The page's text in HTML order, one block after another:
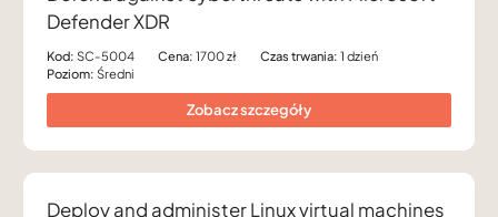
Defender XDR
Kod: SC-5004 Cena: 1700 zł Czas trwania: 1 dzień
Poziom: Średni
Zobacz szczegóły
Deploy and administer Linux virtual machines